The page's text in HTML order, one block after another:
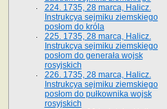
224. 1735, 28 marca, Halicz.
Instrukcya sejmiku ziemskiego
posłom do króla
225. 1735, 28 marca, Halicz.
Instrukcya sejmiku ziemskiego
posłom do generała wojsk
rosyjskich
226. 1735, 28 marca, Halicz.
Instrukcya sejmiku ziemskiego
posłom do pułkownika wojsk
rosyjskich